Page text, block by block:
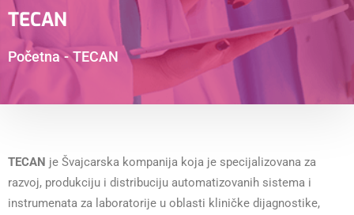
TECAN
Početna - TECAN
TECAN je Švajcarska kompanija koja je specijalizovana za
razvoj, produkciju i distribuciju automatizovanih sistema i
instrumenata za laboratorije u oblasti kliničke dijagnostike,